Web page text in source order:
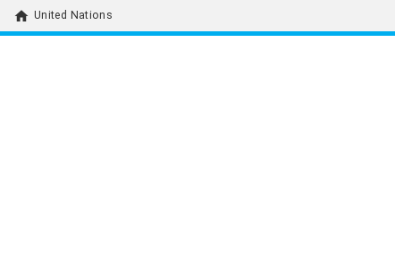
home United Nations